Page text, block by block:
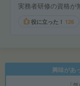
実務者研修の資格が
役に立った！ 126
興味があ